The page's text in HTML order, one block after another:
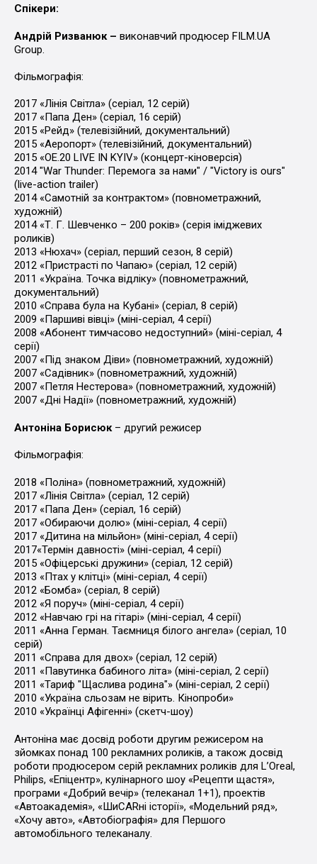
Спікери:
Андрій Ризванюк – виконавчий продюсер FILM.UA
Group.
Фільмографія:
2017 «Лінія Світла» (серіал, 12 серій)
2017 «Папа Ден» (серіал, 16 серій)
2015 «Рейд» (телевізійний, документальний)
2015 «Аеропорт» (телевізійний, документальний)
2015 «ОЕ.20 LIVE IN KYIV» (концерт-кіноверсія)
2014 "War Thunder: Перемога за нами" / "Victory is ours"
(live-action trailer)
2014 «Самотній за контрактом» (повнометражний,
художній)
2014 «Т. Г. Шевченко – 200 років» (серія іміджевих
роликів)
2013 «Нюхач» (серіал, перший сезон, 8 серій)
2012 «Пристрасті по Чапаю» (серіал, 12 серій)
2011 «Україна. Точка відліку» (повнометражний,
документальний)
2010 «Справа була на Кубані» (серіал, 8 серій)
2009 «Паршиві вівці» (міні-серіал, 4 серії)
2008 «Абонент тимчасово недоступний» (міні-серіал, 4
серії)
2007 «Під знаком Діви» (повнометражний, художній)
2007 «Садівник» (повнометражний, художній)
2007 «Петля Нестерова» (повнометражний, художній)
2007 «Дні Надії» (повнометражний, художній)
Антоніна Борисюк– другий режисер
Фільмографія:
2018 «Поліна» (повнометражний, художній)
2017 «Лінія Світла» (серіал, 12 серій)
2017 «Папа Ден» (серіал, 16 серій)
2017 «Обираючи долю» (міні-серіал, 4 серії)
2017 «Дитина на мільйон» (міні-серіал, 4 серії)
2017«Термін давності» (міні-серіал, 4 серії)
2015 «Офіцерські дружини» (серіал, 12 серій)
2013 «Птах у клітці» (міні-серіал, 4 серії)
2012 «Бомба» (серіал, 8 серій)
2012 «Я поруч» (міні-серіал, 4 серії)
2012 «Навчаю грі на гітарі» (міні-серіал, 4 серії)
2011 «Анна Герман. Таємниця білого ангела» (серіал, 10
серій)
2011 «Справа для двох» (серіал, 12 серій)
2011 «Павутинка бабиного літа» (міні-серіал, 2 серії)
2011 «Тариф "Щаслива родина"» (міні-серіал, 2 серії)
2010 «Україна сльозам не вірить. Кінопроби»
2010 «Українці Афігенні» (скетч-шоу)
Антоніна має досвід роботи другим режисером на
зйомках понад 100 рекламних роликів, а також досвід
роботи продюсером серій рекламних роликів для L’Oreal,
Philips, «Епіцентр», кулінарного шоу «Рецепти щастя»,
програми «Добрий вечір» (телеканал 1+1), проектів
«Автоакадемія», «ШиCARні історії», «Модельний ряд»,
«Хочу авто», «Автобіографія» для Першого
автомобільного телеканалу.